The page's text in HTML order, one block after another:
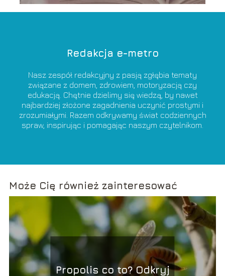
Redakcja e-metro
Nasz zespół redakcyjny z pasją zgłębia tematy
związane z domem, zdrowiem, motoryzacją czy
edukacją. Chętnie dzielimy się wiedzą, by nawet
najbardziej złożone zagadnienia uczynić prostymi i
zrozumiałymi. Razem odkrywamy świat codziennych
spraw, inspirując i pomagając naszym czytelnikom.
Może Cię również zainteresować
Propolis co to? Odkryj